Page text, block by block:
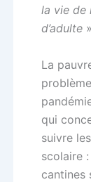
la vie de
d’adulte
La
qui
suivre
scolaire
cantines